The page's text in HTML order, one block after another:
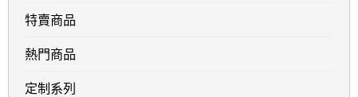
特賣商品
熱門商品
定制系列